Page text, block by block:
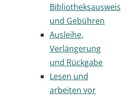
Bibliotheksausweis
und Gebühren
Ausleihe,
Verlängerung
und Rückgabe
Lesen und
arbeiten vor